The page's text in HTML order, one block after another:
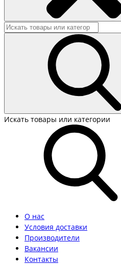
Искать товары или категории
О нас
Условия доставки
Производители
Вакансии
Контакты